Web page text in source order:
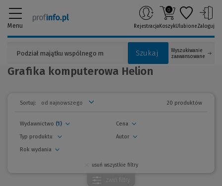
Menu
Szukaj
Wyszukiwanie
zaawansowane
Rejestracja
0
KoszykUlubioneZaloguj
Grafika komputerowa Helion
Sortuj: 20 produktów
Wydawnictwo (1)
Autor
Cena
Rok wydania
Typ produktu
usuń wszystkie filtry
zwiń filtry